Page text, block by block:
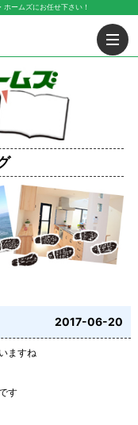
ームズにお任せ下さい！
2017-06-20
ますね
す